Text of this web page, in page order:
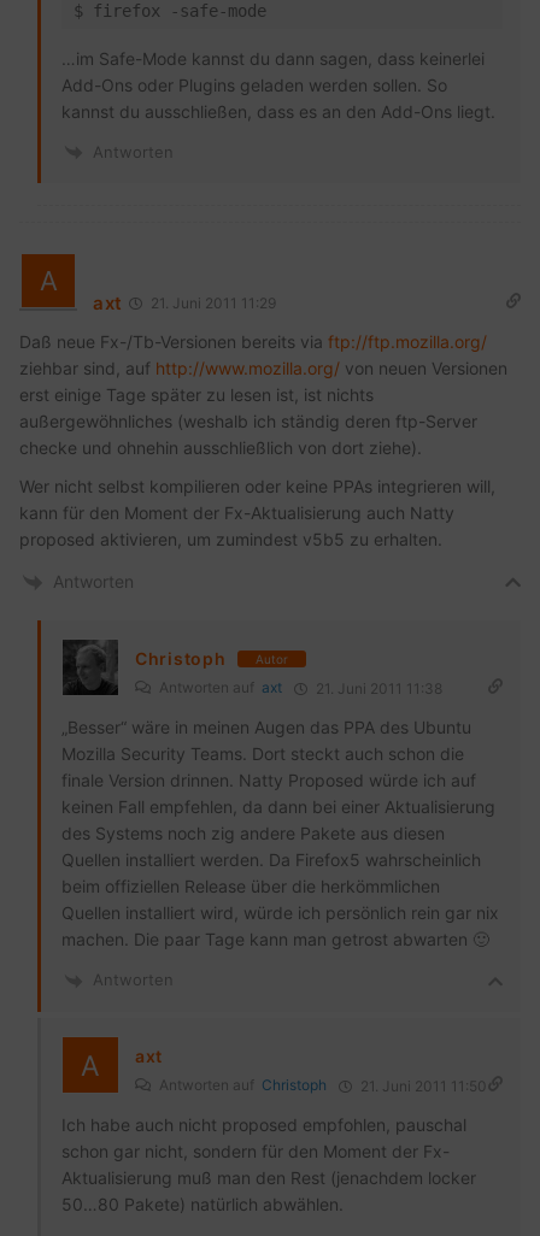
…im Safe-Mode kannst du dann sagen, dass keinerlei
Add-Ons oder Plugins geladen werden sollen. So
kannst du ausschließen, dass es an den Add-Ons liegt.
Antworten
axt 21. Juni 2011 11:29
Daß neue Fx-/Tb-Versionen bereits via ftp://ftp.mozilla.org/
ziehbar sind, auf http://www.mozilla.org/ von neuen Versionen
erst einige Tage später zu lesen ist, ist nichts
außergewöhnliches (weshalb ich ständig deren ftp-Server
checke und ohnehin ausschließlich von dort ziehe).
Wer nicht selbst kompilieren oder keine PPAs integrieren will,
kann für den Moment der Fx-Aktualisierung auch Natty
proposed aktivieren, um zumindest v5b5 zu erhalten.
Antworten
Christoph Autor
Antworten auf axt 21. Juni 2011 11:38
„Besser“ wäre in meinen Augen das PPA des Ubuntu
Mozilla Security Teams. Dort steckt auch schon die
finale Version drinnen. Natty Proposed würde ich auf
keinen Fall empfehlen, da dann bei einer Aktualisierung
des Systems noch zig andere Pakete aus diesen
Quellen installiert werden. Da Firefox5 wahrscheinlich
beim offiziellen Release über die herkömmlichen
Quellen installiert wird, würde ich persönlich rein gar nix
machen. Die paar Tage kann man getrost abwarten 🙂
Antworten
axt
Antworten auf Christoph 21. Juni 2011 11:50
Ich habe auch nicht proposed empfohlen, pauschal
schon gar nicht, sondern für den Moment der Fx-
Aktualisierung muß man den Rest (jenachdem locker
50…80 Pakete) natürlich abwählen.